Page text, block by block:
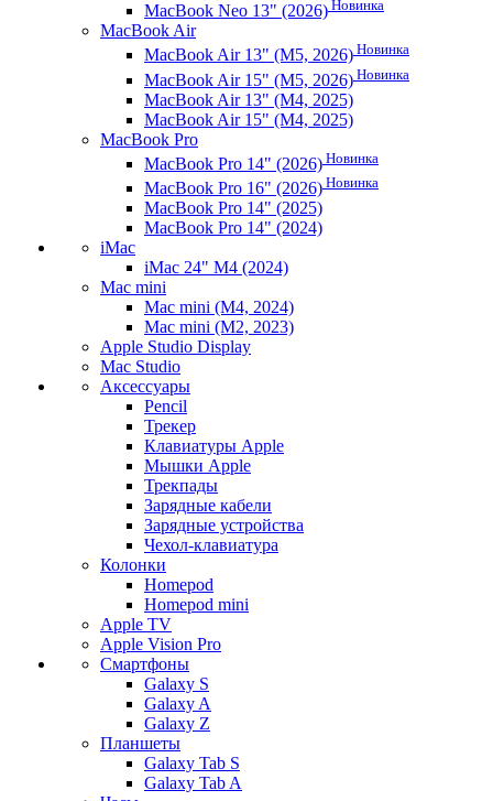
MacBook Neo 13" (2026) Новинка
MacBook Air
MacBook Air 13" (M5, 2026) Новинка
MacBook Air 15" (M5, 2026) Новинка
MacBook Air 13" (M4, 2025)
MacBook Air 15" (M4, 2025)
MacBook Pro
MacBook Pro 14" (2026) Новинка
MacBook Pro 16" (2026) Новинка
MacBook Pro 14" (2025)
MacBook Pro 14" (2024)
iMac
iMac 24" M4 (2024)
Mac mini
Mac mini (M4, 2024)
Mac mini (M2, 2023)
Apple Studio Display
Mac Studio
Аксессуары
Pencil
Трекер
Клавиатуры Apple
Мышки Apple
Трекпады
Зарядные кабели
Зарядные устройства
Чехол-клавиатура
Колонки
Homepod
Homepod mini
Apple TV
Apple Vision Pro
Смартфоны
Galaxy S
Galaxy A
Galaxy Z
Планшеты
Galaxy Tab S
Galaxy Tab A